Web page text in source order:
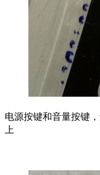
电源按键和音量按键
上